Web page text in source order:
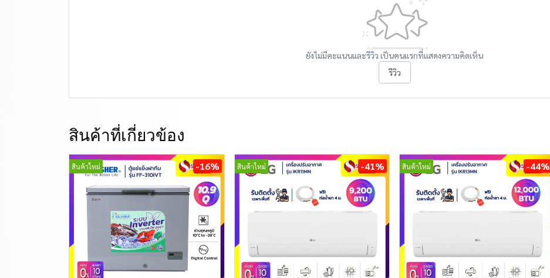
ยังไม่มีคะแนนและรีวิว เป็นคนแรกที่แสดงความคิดเห็น
รีวิว
สินค้าที่เกี่ยวข้อง
สินค้าใหม่ -16% สินค้าใหม่ -41% สินค้าใหม่ -44%